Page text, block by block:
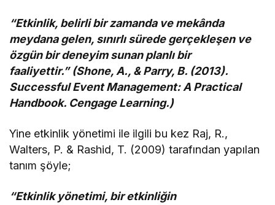
“Etkinlik, belirli bir zamanda ve mekânda
meydana gelen, sınırlı sürede gerçekleşen ve
özgün bir deneyim sunan planlı bir
faaliyettir.” (Shone, A., & Parry, B. (2013).
Successful Event Management: A Practical
Handbook. Cengage Learning.)
Yine etkinlik yönetimi ile ilgili bu kez Raj, R.,
Walters, P. & Rashid, T. (2009) tarafından yapılan
tanım şöyle;
“Etkinlik yönetimi, bir etkinliğin